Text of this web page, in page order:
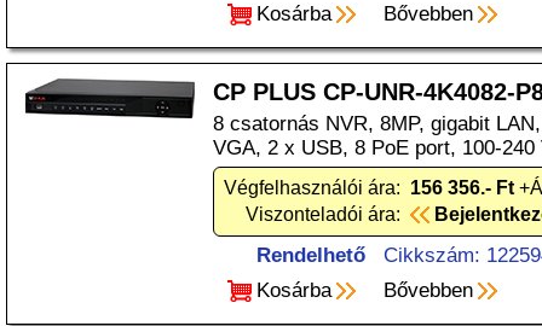
Kosárba
Bővebben
CP PLUS CP-UNR-4K4082-
8 csatornás NVR, 8MP, gigabit
VGA, 2 x USB, 8 PoE port, 100-240
Végfelhasználói ára: 156 356.- Ft
Viszonteladói ára:
Rendelhető
Cikkszám:
Kosárba
Bővebben